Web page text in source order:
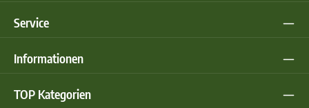
Service
Informationen
TOP Kategorien